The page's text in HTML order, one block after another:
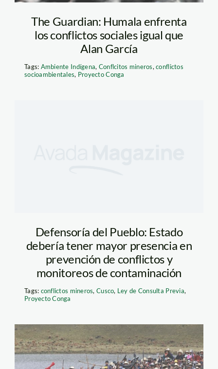
The Guardian: Humala enfrenta
los conflictos sociales igual que
Alan García
Tags: Ambiente Indígena, Conflcitos mineros,conflictos
socioambientales, Proyecto Conga
Defensoría del Pueblo: Estado
debería tener mayor presencia en
prevención de conflictos y
monitoreos de contaminación
Tags: conflictos mineros,Cusco, Ley de Consulta Previa,
Proyecto Conga
conga_cajamarca_efe_1